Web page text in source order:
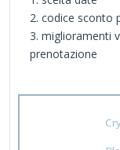
2. codice sconto
3. miglioramenti
prenotazione